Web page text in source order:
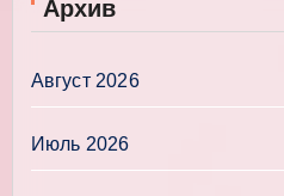
Архив
Август 2026
Июль 2026